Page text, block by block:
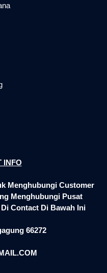
INFO
Menghubungi Customer
Menghubungi Pusat
Contact Di Bawah Ini
66272